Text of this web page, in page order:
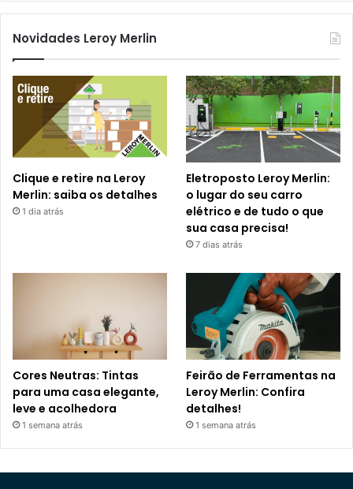
Novidades Leroy Merlin
Clique e retire na Leroy
Merlin: saiba os detalhes
1 dia atrás
Eletroposto Leroy Merlin:
o lugar do seu carro
elétrico e de tudo o que
sua casa precisa!
7 dias atrás
Cores Neutras: Tintas
para uma casa elegante,
leve e acolhedora
1 semana atrás
Feirão de Ferramentas na
Leroy Merlin: Confira
detalhes!
1 semana atrás